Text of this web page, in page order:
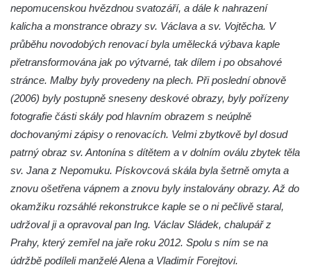
Křížová cesta Římov – V. kaple – Smutná
duše
Křížová cesta Římov – IV. kaple – Pustá ves
Křížová cesta Římov – III. kaple – Stádní
Křížová cesta Římov – II. kaple – Poslední
večeře Páně
Křížová cesta Římov – I. kaple – Loučení
Ježíše s Pannou Marií
Márnice na hřbitově v Římově
Kaple v Horním Třeboníně
Kaple Panny Marie v Horním Třeboníně
nepomucenskou hvězdnou svatozáří, a dále k nahrazení
kalicha a monstrance obrazy sv. Václava a sv. Vojtěcha. V
průběhu novodobých renovací byla umělecká výbava kaple
přetransformována jak po výtvarné, tak dílem i po obsahové
stránce. Malby byly provedeny na plech. Při poslední obnově
(2006) byly postupně sneseny deskové obrazy, byly pořízeny
fotografie části skály pod hlavním obrazem s neúplně
dochovanými zápisy o renovacích. Velmi zbytkově byl dosud
patrný obraz sv. Antonína s dítětem a v dolním oválu zbytek těla
sv. Jana z Nepomuku. Pískovcová skála byla šetrně omyta a
znovu ošetřena vápnem a znovu byly instalovány obrazy. Až do
okamžiku rozsáhlé rekonstrukce kaple se o ni pečlivě staral,
udržoval ji a opravoval pan Ing. Václav Sládek, chalupář z
Prahy, který zemřel na jaře roku 2012. Spolu s ním se na
údržbě podíleli manželé Alena a Vladimír Forejtovi.